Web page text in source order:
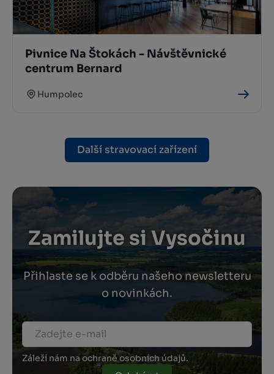
Pivnice Na Štokách - Návštěvnické
centrum Bernard
Humpolec
Další stravovací zařízení
Zamilujte si Vysočinu
Přihlaste se k odběru našeho newsletteru
o novinkách.
Záleží nám na ochraně osobních údajů.